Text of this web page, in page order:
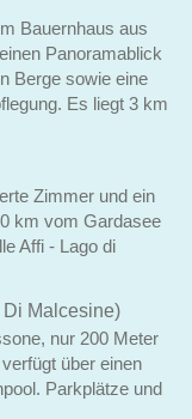
Bauernhaus aus
Panoramablick
Berge sowie eine
Es liegt 3 km
Zimmer und ein
km vom Gardasee
Affi - Lago di
Malcesine)
nur 200 Meter
über einen
Parkplätze und